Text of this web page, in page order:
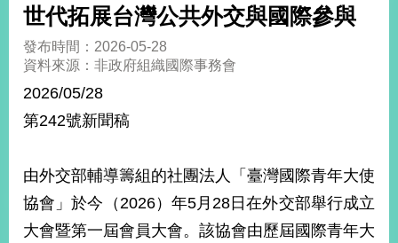
總
合
外
交
值
經
濟
不
世代拓展台灣公共外交與國際參與
發布時間：2026-05-28
資料來源：非政府組織國際事務會
2026/05/28
第242號新聞稿
由外交部輔導籌組的社團法人「臺灣國際青年大使
協會」於今（2026）年5月28日在外交部舉行成立
大會暨第一屆會員大會。該協會由歷屆國際青年大